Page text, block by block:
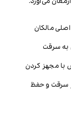
مالکان
به سرقت
با مجهز کردن
سرقت و حفظ